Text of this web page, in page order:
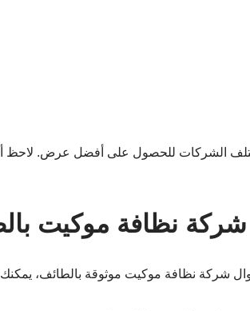
الشركات للحصول على أفضل عرض. لاحظ
نظافة موكيت
شركة نظافة موكيت موثوقة بالطائف، يمكنك